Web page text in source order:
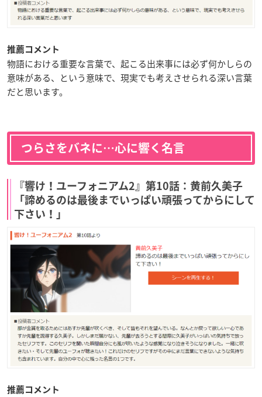
推薦コメント
物語における重要な言葉で、起こる出来事には必ず何かしらの
意味がある、という意味で、現実でも考えさせられる深い言葉
だと思います。
つらさをバネに…心に響く名言
『響け！ユーフォニアム2』第10話：黄前久美子
「諦めるのは最後までいっぱい頑張ってからにして
下さい！」
推薦コメント